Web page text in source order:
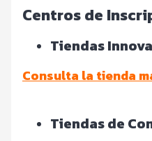
Centros de
Tiendas
Consulta la tienda
Tiendas de